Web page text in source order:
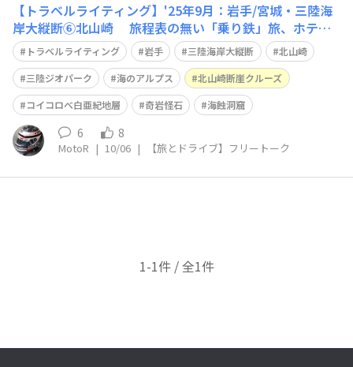
【トラベルライティング】'25年9月：岩手/宮城・三陸海
岸大縦断⑥北山崎 旅程表の無い「乗り鉄」旅、ホテル
羅賀荘のフロントで勧められた 三陸ジオパーク・ 海のア
ルプス、と言われる「北山崎」に行くことに… （無理や
り予定に入れたので、早めのチェックアウトで向かいま
す） ご来光を鑑賞するために、早起
トラベルライティング 岩手 三陸海岸大縦断
北山崎
三陸ジオパーク
海のアルプス
北山崎断崖クルーズ
コイコロべ白亜紀地層
奇岩怪石 海蝕洞窟
6 8
MotoR | 10/06 | 【旅とドライブ】フリートーク
1-1件 / 全1件